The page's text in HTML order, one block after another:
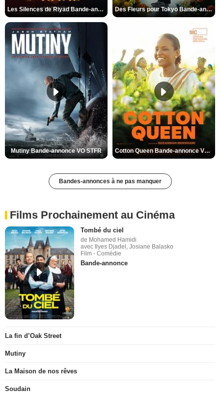
Les Silences de Riyad Bande-annonce VO STFR Des Fleurs pour Tokyo Bande-annonce VO STFR
Mutiny Bande-annonce VO STFR Cotton Queen Bande-annonce VO STFR
Bandes-annonces à ne pas manquer
Films Prochainement au Cinéma
Tombé du ciel
de Mohamed Hamidi
avec Ilyes Djadel, Josiane Balasko
Film - Comédie
Bande-annonce
La fin d’Oak Street
Mutiny
La Maison de nos rêves
Soudain